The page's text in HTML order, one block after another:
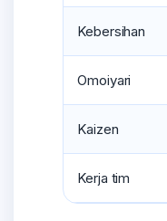
Kebersihan
Omoiyari
Kaizen
Kerja tim